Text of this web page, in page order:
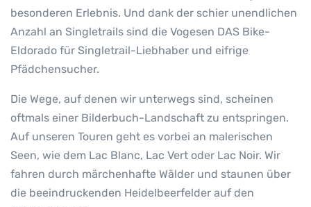
besonderen Erlebnis. Und dank der schier unendlichen
Anzahl an Singletrails sind die Vogesen DAS Bike-
Eldorado für Singletrail-Liebhaber und eifrige
Pfädchensucher.
Die Wege, auf denen wir unterwegs sind, scheinen
oftmals einer Bilderbuch-Landschaft zu entspringen.
Auf unseren Touren geht es vorbei an malerischen
Seen, wie dem Lac Blanc, Lac Vert oder Lac Noir. Wir
fahren durch märchenhafte Wälder und staunen über
die beeindruckenden Heidelbeerfelder auf den